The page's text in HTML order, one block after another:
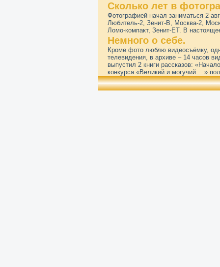
Сколько лет в
Фотографией начал заниматься 2
Любитель-2, Зенит-В, Москва-2,
Ломо-компакт, Зенит-ЕТ. В
Немного о себе.
Кроме фото люблю видеосъёмку,
телевидения, в архиве – 14 часов
выпустил 2 книги рассказов:
конкурса «Великий и могучий …»